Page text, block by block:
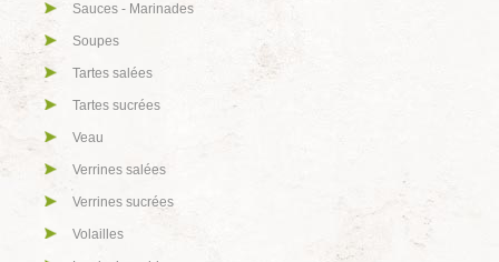
Sauces - Marinades
Soupes
Tartes salées
Tartes sucrées
Veau
Verrines salées
Verrines sucrées
Volailles